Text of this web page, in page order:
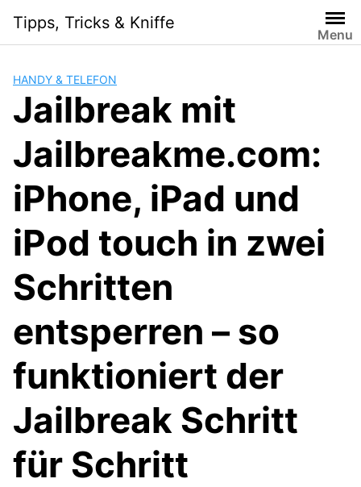
content
Tipps, Tricks & Kniffe
Menu
HANDY & TELEFON
Jailbreak mit
Jailbreakme.com:
iPhone, iPad und
iPod touch in zwei
Schritten
entsperren – so
funktioniert der
Jailbreak Schritt
für Schritt